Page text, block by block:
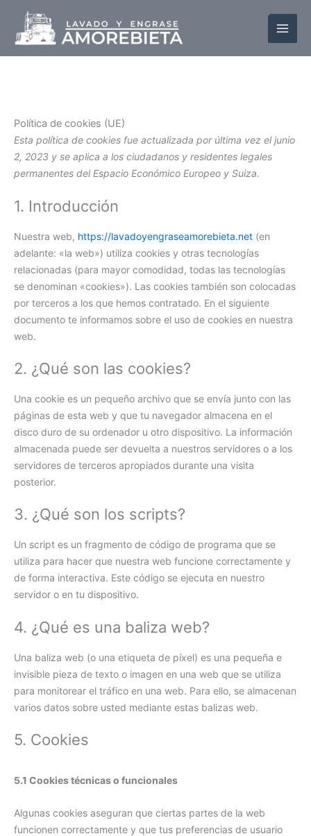
contenido
Política de cookies (UE)
Esta política de cookies fue actualizada por última vez el junio
2, 2023 y se aplica a los ciudadanos y residentes legales
permanentes del Espacio Económico Europeo y Suiza.
1. Introducción
Nuestra web, https://lavadoyengraseamorebieta.net (en
adelante: «la web») utiliza cookies y otras tecnologías
relacionadas (para mayor comodidad, todas las tecnologías
se denominan «cookies»). Las cookies también son colocadas
por terceros a los que hemos contratado. En el siguiente
documento te informamos sobre el uso de cookies en nuestra
web.
2. ¿Qué son las cookies?
Una cookie es un pequeño archivo que se envía junto con las
páginas de esta web y que tu navegador almacena en el
disco duro de su ordenador u otro dispositivo. La información
almacenada puede ser devuelta a nuestros servidores o a los
servidores de terceros apropiados durante una visita
posterior.
3. ¿Qué son los scripts?
Un script es un fragmento de código de programa que se
utiliza para hacer que nuestra web funcione correctamente y
de forma interactiva. Este código se ejecuta en nuestro
servidor o en tu dispositivo.
4. ¿Qué es una baliza web?
Una baliza web (o una etiqueta de píxel) es una pequeña e
invisible pieza de texto o imagen en una web que se utiliza
para monitorear el tráfico en una web. Para ello, se almacenan
varios datos sobre usted mediante estas balizas web.
5. Cookies
5.1 Cookies técnicas o funcionales
Algunas cookies aseguran que ciertas partes de la web
funcionen correctamente y que tus preferencias de usuario
service
rudderstack
service
google-
service
intercom-
service
wordpress
service
varios